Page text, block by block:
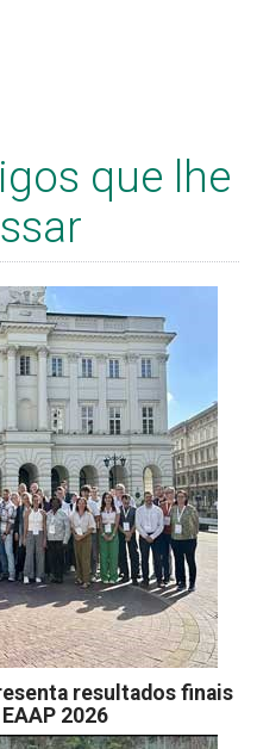
que lhe
resultados finais
2026